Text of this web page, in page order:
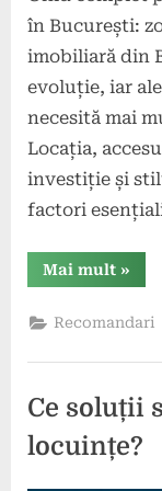
în București:
imobiliară din
evoluție, iar
necesită mai
Locația,
investiție și
factori
Mai mult“Ghid
unui
în
care
ta”
»
Recomandari
Ce soluții
locuințe?